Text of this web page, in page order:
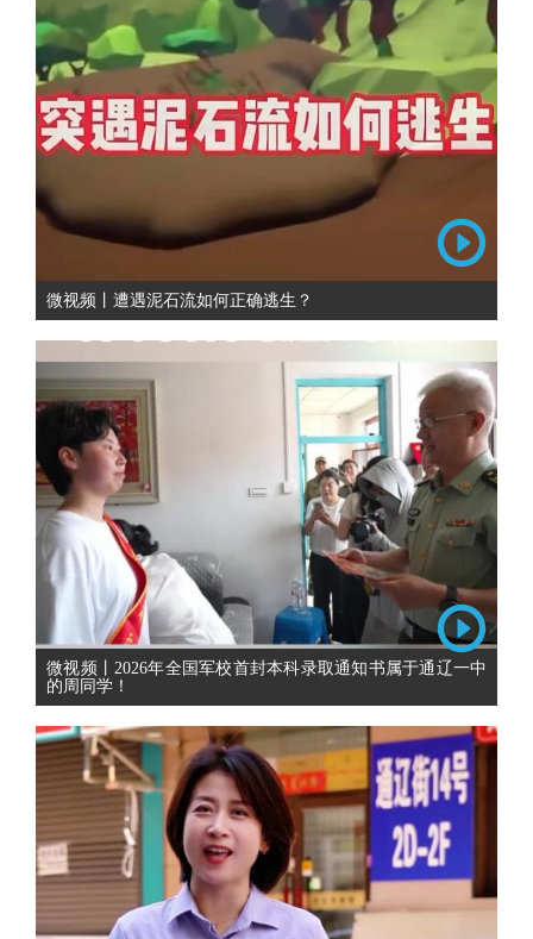
微视频丨遭遇泥石流如何正确逃生？
微视频丨2026年全国军校首封本科录取通知书属于通辽一中
的周同学！